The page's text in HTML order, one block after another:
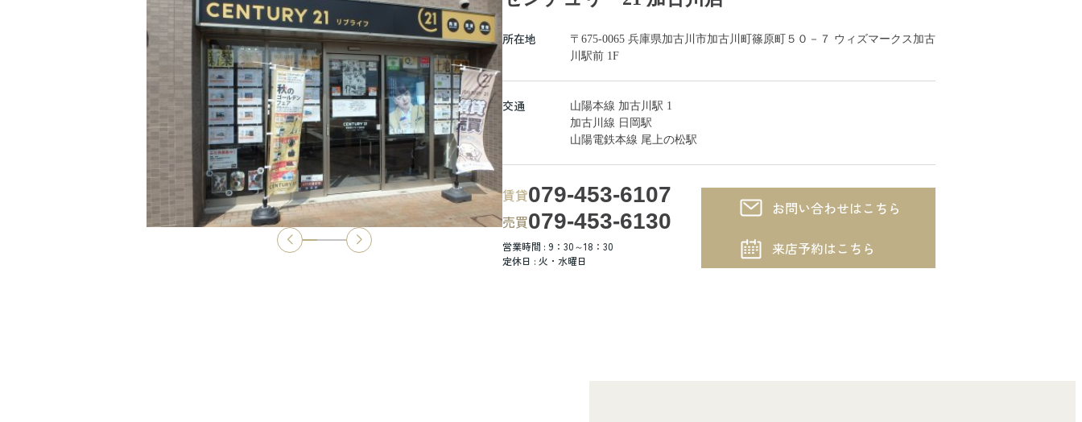
所在地
〒675-0065 兵庫県加古川市加古川町篠原町５０－７ ウィズマークス加古
川駅前 1F
交通
山陽本線 加古川駅 1
加古川線 日岡駅
山陽電鉄本線 尾上の松駅
賃貸079-453-6107
売買079-453-6130
営業時間 : 9：30～18：30
定休日 : 火・水曜日
お問い合わせはこちら
来店予約はこちら